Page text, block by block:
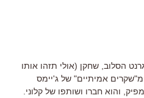
הסלוב, שחקן (אולי תזהו אותו
אמיתיים" של ג'יימס
והוא חברו ושותפו של קלוני.